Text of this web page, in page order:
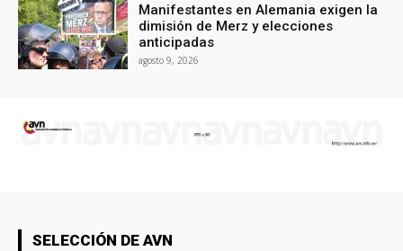
Manifestantes en Alemania exigen la
dimisión de Merz y elecciones
anticipadas
agosto 9, 2026
SELECCIÓN DE AVN